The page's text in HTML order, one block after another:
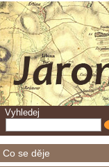
Vyhledej
Co se děje